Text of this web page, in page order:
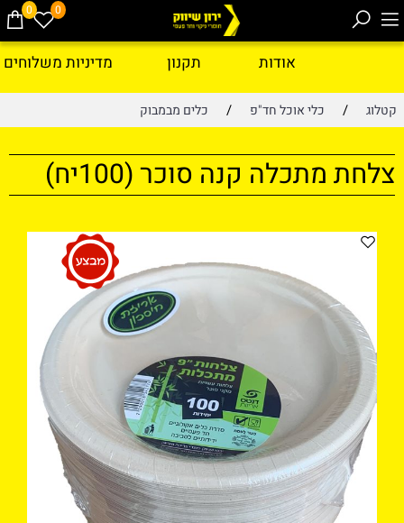
אודות תקנון מדיניות משלוחים
0 0
קטלוג / כלי אוכל חד"פ / כלים מבמבוק
צלחת מתכלה קנה סוכר (100יח)